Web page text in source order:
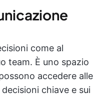
come al
team. È uno spazio
accedere alle
chiave e sui